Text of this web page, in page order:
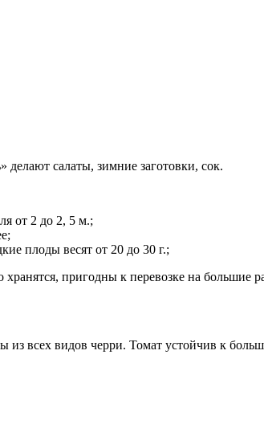
делают салаты, зимние заготовки, сок.
от 2 до 2, 5 м.;
плоды весят от 20 до 30 г.;
пригодны к перевозке на большие
из всех видов черри. Томат устойчив к